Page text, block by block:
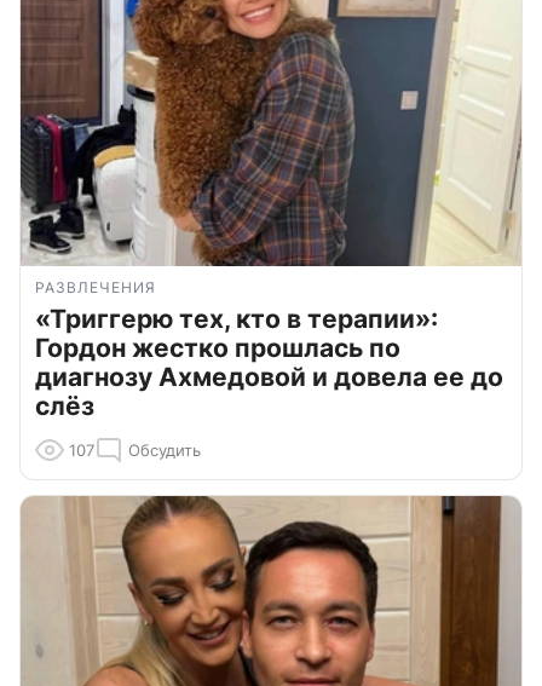
РАЗВЛЕЧЕНИЯ
«Триггерю тех, кто в терапии»:
Гордон жестко прошлась по
диагнозу Ахмедовой и довела ее до
слёз
107 Обсудить